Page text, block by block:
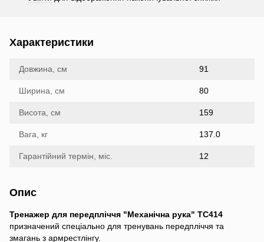
Характеристики
Довжина, см 91
Ширина, см 80
Висота, см 159
Вага, кг 137.0
Гарантійний термін, міс. 12
Опис
Тренажер для передпліччя "Механічна рука" TC414
призначений спеціально для тренувань передпліччя та
змагань з армрестлінгу.